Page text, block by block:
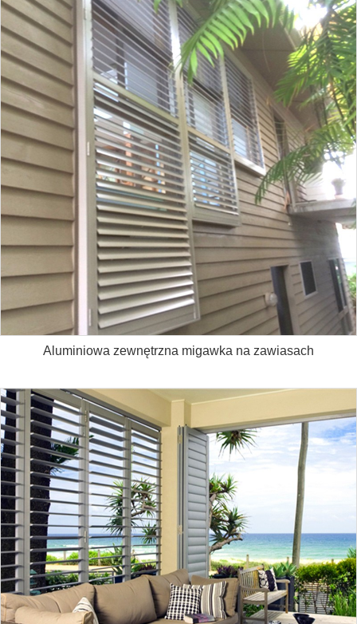
Aluminiowa zewnętrzna migawka na zawiasach